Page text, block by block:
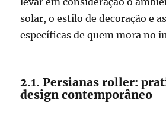
solar, o estilo de decoração e
específicas de quem mora no
2.1. Persianas roller:
design contemporâneo